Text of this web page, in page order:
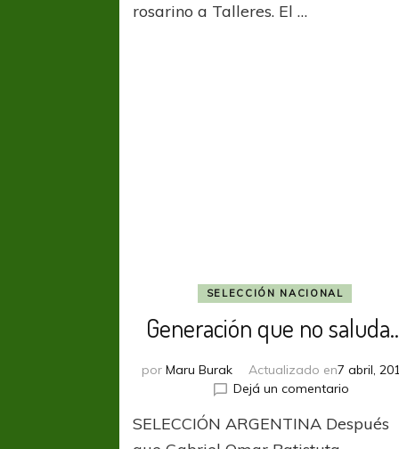
rosarino a Talleres. El …
SELECCIÓN NACIONAL
Generación que no
porMaru Burak Actualizado en7 abril,
Dejá un comentario
que
SELECCIÓN ARGENTINA Después